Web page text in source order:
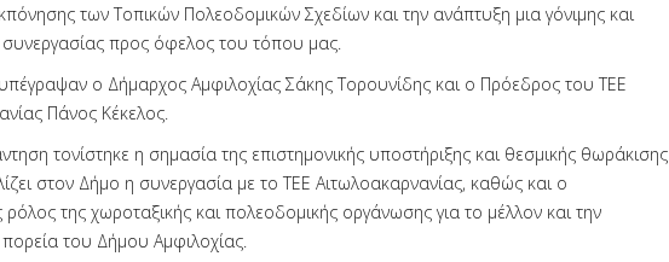
των Τοπικών Πολεοδομικών Σχεδίων και την ανάπτυξη μια γόνιμης και
προς όφελος του τόπου μας.
ο Δήμαρχος Αμφιλοχίας Σάκης Τορουνίδης και ο Πρόεδρος του ΤΕΕ
Πάνος Κέκελος.
τονίστηκε η σημασία της επιστημονικής υποστήριξης και θεσμικής θωράκισης
στον Δήμο η συνεργασία με το ΤΕΕ Αιτωλοακαρνανίας, καθώς και ο
ρόλος της χωροταξικής και πολεοδομικής οργάνωσης για το μέλλον και την
του Δήμου Αμφιλοχίας.